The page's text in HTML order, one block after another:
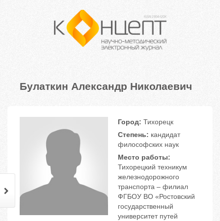
Булаткин Александр Николаевич
Город: Тихорецк
Степень: кандидат
философских наук
Место работы:
Тихорецкий техникум
железнодорожного
транспорта – филиал
ФГБОУ ВО «Ростовский
государственный
университет путей